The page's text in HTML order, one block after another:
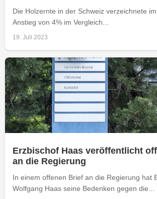
Die Holzernte in der Schweiz verzeichnete
Anstieg von 4% im Vergleich...
19. Juli 2023
Erzbischof Haas veröffentlicht
an die Regierung
In einem offenen Brief an die Regierung hat
Wolfgang Haas seine Bedenken gegen die...